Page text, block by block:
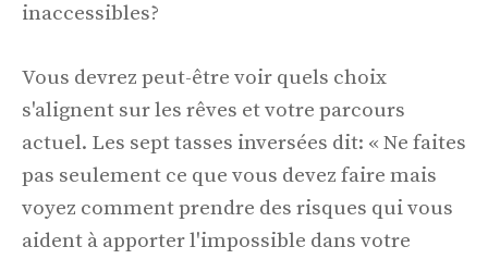
inaccessibles?
Vous devrez peut-être voir quels choix
s'alignent sur les rêves et votre parcours
actuel. Les sept tasses inversées dit: « Ne faites
pas seulement ce que vous devez faire mais
voyez comment prendre des risques qui vous
aident à apporter l'impossible dans votre